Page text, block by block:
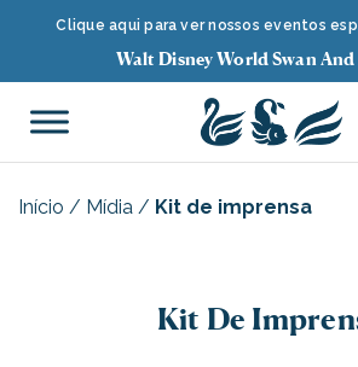
Clique aqui para ver nossos eventos
Walt Disney World Swan
Início / Mídia / Kit de imprensa
Kit De